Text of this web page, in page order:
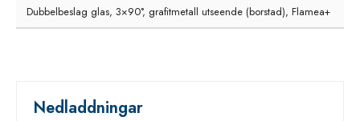
Dubbelbeslag glas, 3×90°, grafitmetall utseende (borstad), Flamea+
Nedladdningar